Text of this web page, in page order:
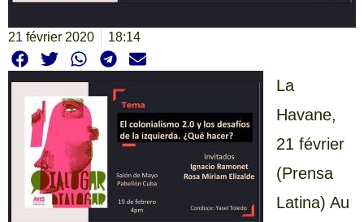
21 février 2020 18:14
La
Havane,
21 février
(Prensa
Latina) Au